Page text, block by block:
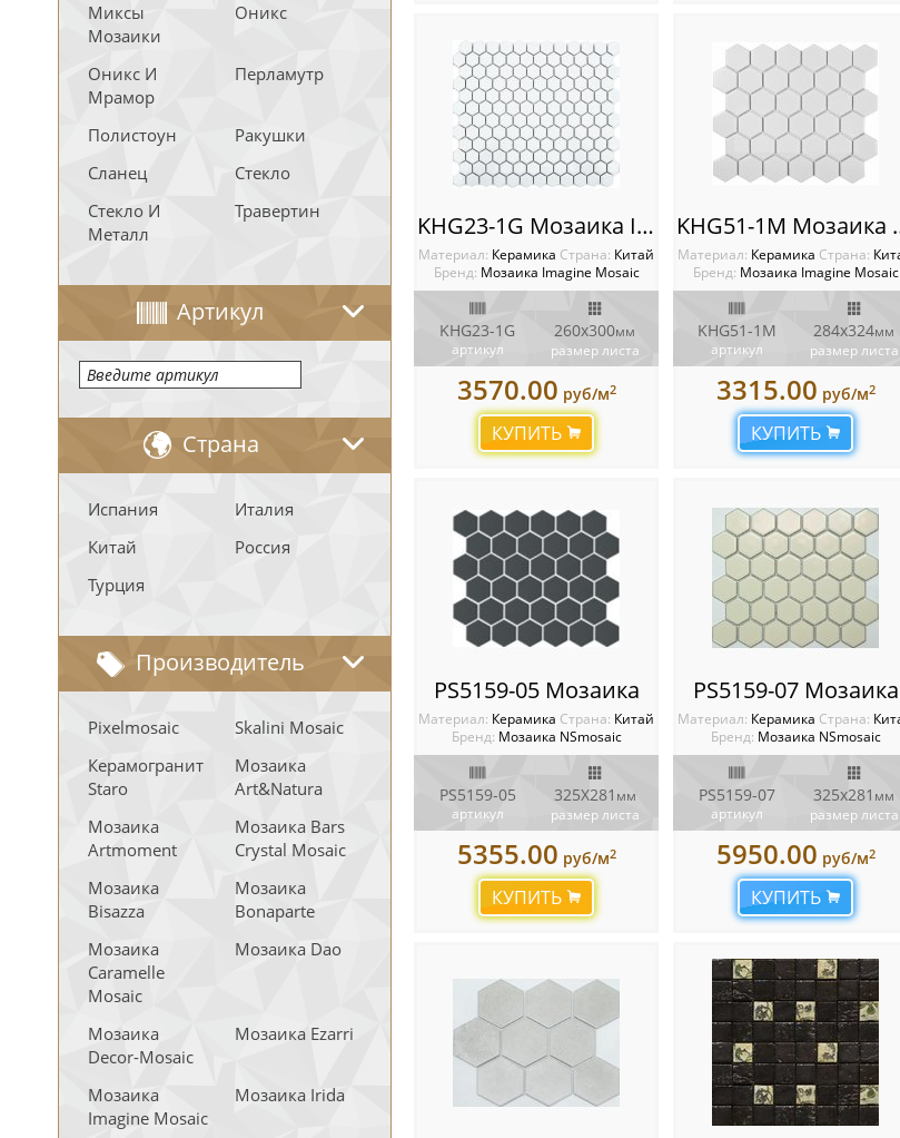
Миксы
Мозаики
Оникс
Оникс И
Мрамор
Перламутр
Полистоун
Ракушки
Сланец
Стекло
Стекло И
Металл
Травертин
Артикул
Страна
Испания
Италия
Китай
Россия
Турция
Производитель
Pixelmosaic
Skalini Mosaic
Керамогранит
Staro
Мозаика
Art&Natura
Мозаика
Artmoment
Мозаика Bars
Crystal Mosaic
Мозаика
Bisazza
Мозаика
Bonaparte
Мозаика
Caramelle
Mosaic
Мозаика Dao
Мозаика
Decor-Mosaic
Мозаика Ezarri
Мозаика
Imagine Mosaic
Мозаика Irida
KHG23-1G Мозаика Imagine
Материал: Керамика Cтрана: Китай
Бренд: Мозаика Imagine Mosaic
KHG23-1G
артикул
260х300мм
размер листа
3570.00 руб/м2
КУПИТЬ
Материал: Керамика Cтрана:
Бренд: Мозаика Imagine Mosaic
KHG51-1M
артикул
284x324мм
размер листа
3315.00 руб/м2
КУПИТЬ
PS5159-05 Мозаика
Материал: Керамика Cтрана: Китай
Бренд: Мозаика NSmosaic
PS5159-05
артикул
325X281 мм
размер листа
5355.00 руб/м2
КУПИТЬ
PS5159-07 Мозаика
Материал: Керамика Cтрана:
Бренд: Мозаика NSmosaic
PS5159-07
артикул
325x281 мм
размер листа
5950.00 руб/м2
КУПИТЬ